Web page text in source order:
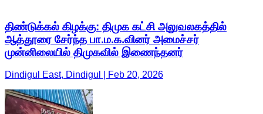
திண்டுக்கல் கிழக்கு: திமுக கட்சி அலுவலகத்தில்
ஆத்தூரை சேர்ந்த பா.ம.க.வினர் அமைச்சர்
முன்னிலையில் திமுகவில் இணைந்தனர்
Dindigul East, Dindigul | Feb 20, 2026